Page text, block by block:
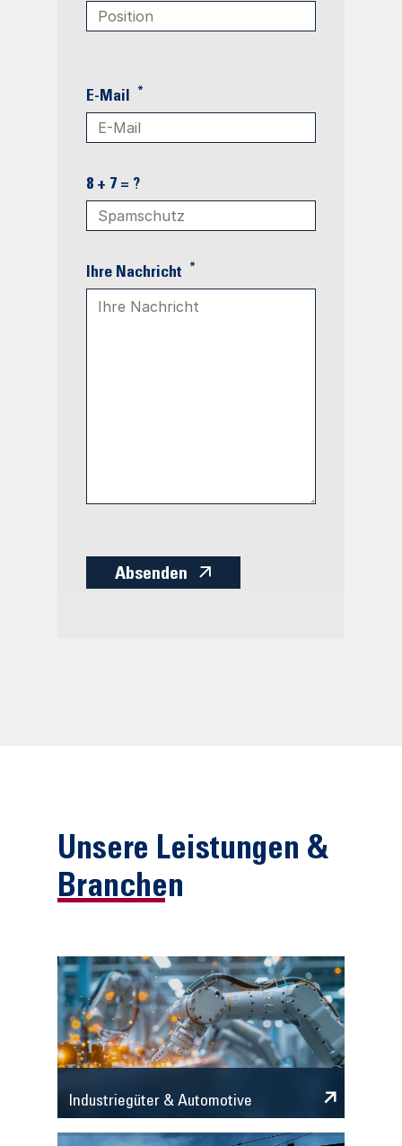
Unsere Leistungen &
Branchen
Industriegüter & Automotive
E-Mail *
8 + 7 = ?
Ihre Nachricht *
Absenden